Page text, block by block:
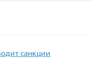
санкции